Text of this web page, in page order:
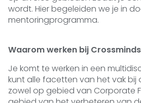
wordt. Hier begeleiden we je in
mentoringprogramma.
Waarom werken bij
Je komt te werken in een
kunt alle facetten van het vak bij
zowel op gebied van Corporate